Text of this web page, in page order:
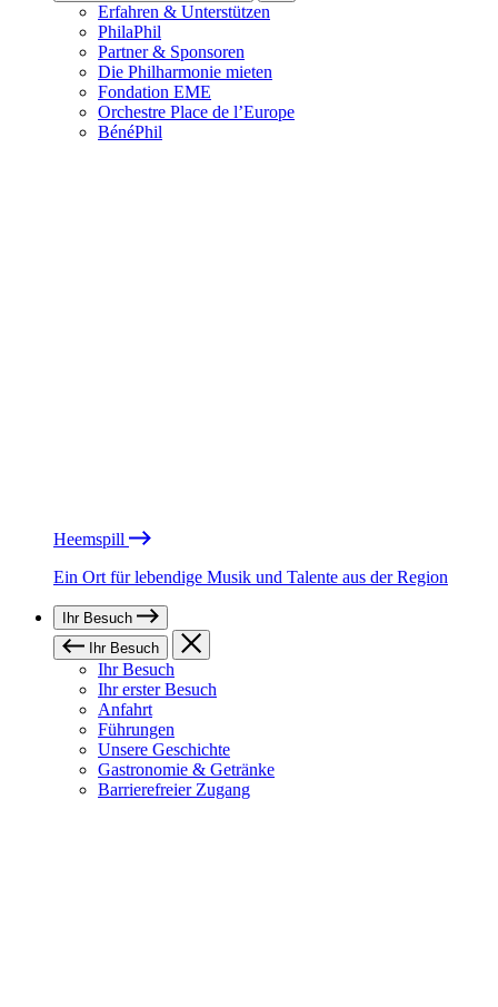
Erfahren & Unterstützen
PhilaPhil
Partner & Sponsoren
Die Philharmonie mieten
Fondation EME
Orchestre Place de l’Europe
BénéPhil
Heemspill
Ein Ort für lebendige Musik und Talente aus der Region
Ihr Besuch
Ihr Besuch
Ihr Besuch
Ihr erster Besuch
Anfahrt
Führungen
Unsere Geschichte
Gastronomie & Getränke
Barrierefreier Zugang